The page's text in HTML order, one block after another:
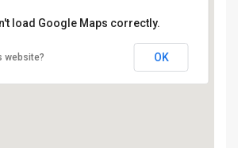
load Google Maps correctly.
website? OK